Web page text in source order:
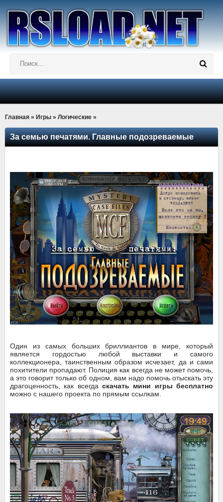
Главная » Игры » Логические »
За семью печатями. Главные подозреваемые
Один из самых больших бриллиантов в мире, который
является гордостью любой выставки и самого
коллекционера, таинственным образом исчезает, да и сами
похитители пропадают. Полиция как всегда не может помочь,
а это говорит только об одном, вам надо помочь отыскать эту
драгоценность, как всегда скачать мини игры бесплатно
можно с нашего проекта по прямым ссылкам.